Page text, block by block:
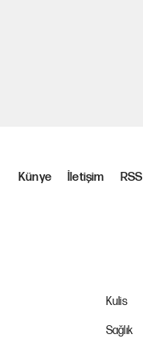
Künye İletişim RSS
Kulis
Sağlık